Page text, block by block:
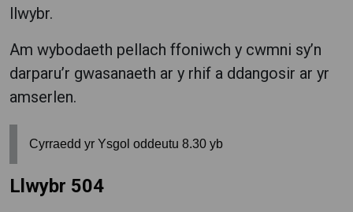
llwybr.
Am wybodaeth pellach ffoniwch y cwmni sy’n
darparu’r gwasanaeth ar y rhif a ddangosir ar yr
amserlen.
Cyrraedd yr Ysgol oddeutu 8.30 yb
Llwybr 504